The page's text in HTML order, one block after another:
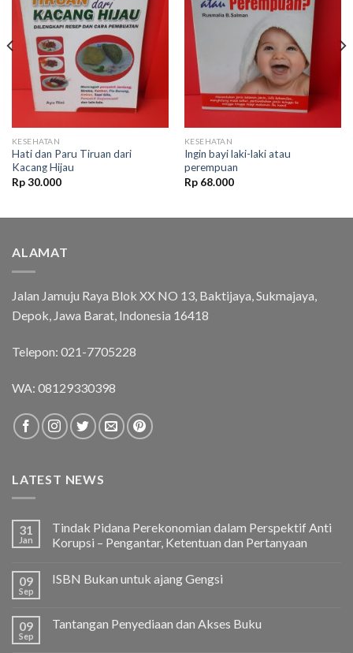
Add to
wishlist
KESEHATAN
Hati dan Paru Tiruan dari
Kacang Hijau
Rp30.000
Add to
wishlist
KESEHATAN
Ingin bayi laki-laki atau
perempuan
Rp68.000
ALAMAT
Jalan Jamuju Raya Blok XX NO 13, Baktijaya, Sukmajaya,
Depok, Jawa Barat, Indonesia 16418
Telepon: 021-7705228
WA: 08129330398
LATEST NEWS
31
Jan
Tindak Pidana Perekonomian dalam Perspektif Anti
Korupsi – Pengantar, Ketentuan dan Pertanyaan
09
Sep
ISBN Bukan untuk ajang Gengsi
09
Sep
Tantangan Penyediaan dan Akses Buku